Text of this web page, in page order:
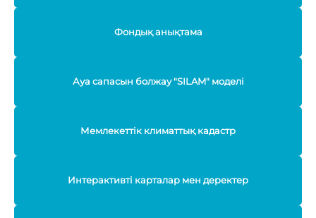
Фондық анықтама
Ауа сапасын болжау "SILAM" моделі
Мемлекеттік климаттық кадастр
Интерактивті карталар мен деректер